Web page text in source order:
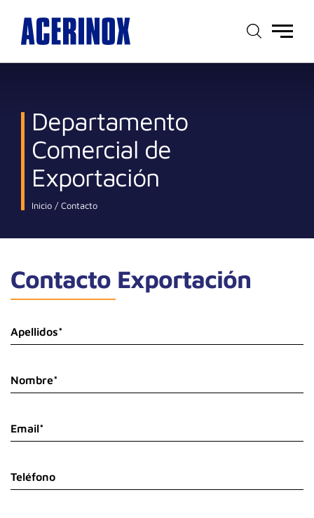
Menú
Departamento
Comercial de
Exportación
Inicio Contacto
Contacto Exportación
Apellidos*
Nombre*
Email*
Teléfono